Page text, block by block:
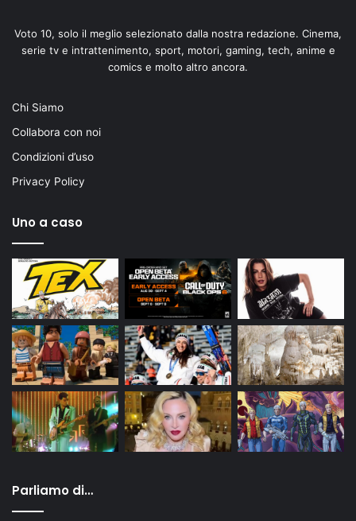
Voto 10, solo il meglio selezionato dalla nostra redazione. Cinema,
serie tv e intrattenimento, sport, motori, gaming, tech, anime e
comics e molto altro ancora.
Chi Siamo
Collabora con noi
Condizioni d’uso
Privacy Policy
Uno a caso
Parliamo di…